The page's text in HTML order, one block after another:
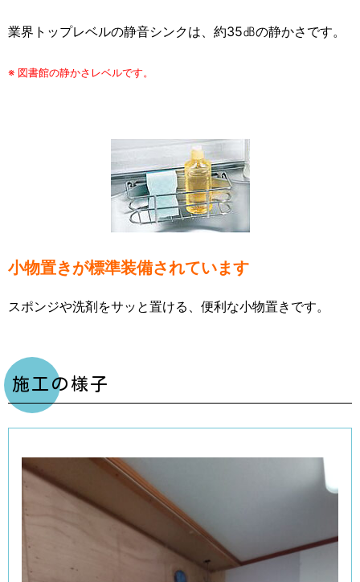
業界トップレベルの静音シンクは、約35㏈の静かさです。
※ 図書館の静かさレベルです。
小物置きが標準装備されています
スポンジや洗剤をサッと置ける、便利な小物置きです。
施工の様子